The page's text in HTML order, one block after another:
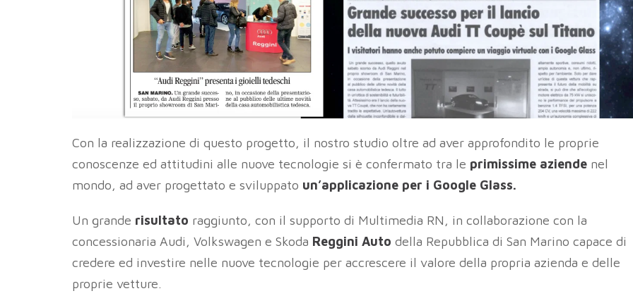
Con la realizzazione di questo progetto, il nostro studio oltre ad aver approfondito le proprie
conoscenze ed attitudini alle nuove tecnologie si è confermato tra le primissime aziende nel
mondo, ad aver progettato e sviluppato un’applicazione per i Google Glass.
Un grande risultato raggiunto, con il supporto di Multimedia RN, in collaborazione con la
concessionaria Audi, Volkswagen e Skoda Reggini Auto della Repubblica di San Marino capace di
credere ed investire nelle nuove tecnologie per accrescere il valore della propria azienda e delle
proprie vetture.